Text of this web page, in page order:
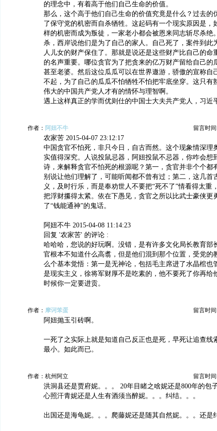
的理念中，有着高于他们自己生命的价值。
那么，这个高于他们自己生命的价值究竟是什么？过去的
了保守党的机密而自杀牺牲。这起码有一个现实原因是，
样的机密而成为叛徒，一家老小都会被恩来同志斩尽杀绝
杀，西岸说他们是为了自己的家人。自己死了，案件到此
人儿女的财产保住了。那就是说还是这些财产比自己的命
的名声重要。哪位贪官为了把贪来的亿万财产留给自己的
甚至老婆。然后这位瓜瓜可以在世界遨游，骄傲的宣称自
不起，为了自己的瓜瓜不怕牺牲不怕把牢底坐穿。这只有
伟大的中国共产党人才有的情怀与理智啊。
遇上这样真正的学而优则仕的中国士大夫共产党人，习近
作者： 阿妞不牛 留言时间
农家苦 2015-04-07 23:12:17
中国贪官不怕死，非只今日，自古而然。这个现象情深理
实值得深究。人说投鼠忌器，阿妞投鼠不忌器，你咋会想
诗，来解释贪官不怕死的根源呢？第一，贪官并非个个都
别说让他们理解了，可能听闻都不曾有过；第二，这几首
义，及时行乐，而是奉劝世人不要把“死不了”情看得太重
把浮财攥得太紧。依在下愚见，贪官之所以比武士豪侠更
了“钱能通神”的鬼话。
阿妞不牛 2015-04-08 11:14:23
回复 '农家苦' 的评论 :
哈哈哈，您说的好玩啊。没错，是有许多文化局长教育部
官根本不知道什么高翥，但是他们混到那个位置，受党的
么个基本觉悟：第一是无神论，包括毛主席进了水晶棺也
是现实主义，徐将军财厚不是吃素的，他不要死了你再给
时候你一定要进贡。
作者： 摩诃笨蛋 留言时间
阿妞抛玉引砖啊。
一死了之实际上就是知道自己反正也是死，早死让追查线
最小。如此而已。
作者：杭州阿立 留言时间
洪洞县还是贾府妮。。。 20年目睹之啥妮还是800年的包
心照汗青妮还是人生有酒须当醉妮。。。纠结。。。
出国还是海龟妮。。。爬藤妮还是随其自然妮。。。还是